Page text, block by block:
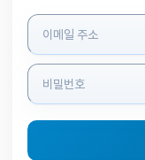
로그인 정보 입력